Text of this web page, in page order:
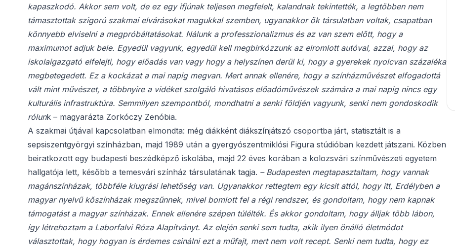
kapaszkodó. Akkor sem volt, de ez egy ifjúnak teljesen megfelelt, kalandnak tekintették, a legtöbben nem
támasztottak szigorú szakmai elvárásokat magukkal szemben, ugyanakkor ők társulatban voltak, csapatban
könnyebb elviselni a megpróbáltatásokat. Nálunk a professzionalizmus és az van szem előtt, hogy a
maximumot adjuk bele. Egyedül vagyunk, egyedül kell megbirkózzunk az elromlott autóval, azzal, hogy az
iskolaigazgató elfelejti, hogy előadás van vagy hogy a helyszínen derül ki, hogy a gyerekek nyolcvan százaléka
megbetegedett. Ez a kockázat a mai napig megvan. Mert annak ellenére, hogy a színházművészet elfogadottá
vált mint művészet, a többnyire a vidéket szolgáló hivatásos előadóművészek számára a mai napig nincs egy
kulturális infrastruktúra. Semmilyen szempontból, mondhatni a senki földjén vagyunk, senki nem gondoskodik
rólunk – magyarázta Zorkóczy Zenóbia.
A szakmai útjával kapcsolatban elmondta: még diákként diákszínjátszó csoportba járt, statisztált is a
sepsiszentgyörgyi színházban, majd 1989 után a gyergyószentmiklósi Figura stúdióban kezdett játszani. Közben
beiratkozott egy budapesti beszédképző iskolába, majd 22 éves korában a kolozsvári színművészeti egyetem
hallgatója lett, később a temesvári színház társulatának tagja. – Budapesten megtapasztaltam, hogy vannak
magánszínházak, többféle kiugrási lehetőség van. Ugyanakkor rettegtem egy kicsit attól, hogy itt, Erdélyben a
magyar nyelvű kőszínházak megszűnnek, mivel bomlott fel a régi rendszer, és gondoltam, hogy nem kapnak
támogatást a magyar színházak. Ennek ellenére szépen túlélték. És akkor gondoltam, hogy álljak több lábon,
így létrehoztam a Laborfalvi Róza Alapítványt. Az elején senki sem tudta, akik ilyen önálló életmódot
választottak, hogy hogyan is érdemes csinálni ezt a műfajt, mert nem volt recept. Senki nem tudta, hogy ez